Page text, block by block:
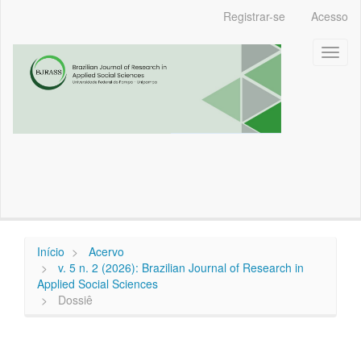
principal
Barra
Lateral
Registrar-se Acesso
Início
Acervo
v. 5 n. 2 (2026): Brazilian Journal of Research in
Applied Social Sciences
Dossiê